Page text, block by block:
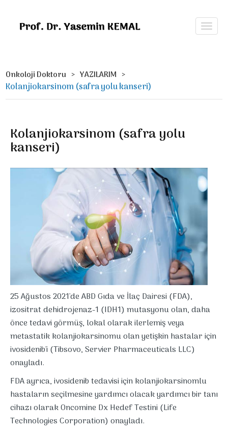
Onkoloji Doktoru YAZILARIM
Kolanjiokarsinom (safra yolu kanseri)
Kolanjiokarsinom (safra yolu
kanseri)
25 Ağustos 2021'de ABD Gıda ve İlaç Dairesi (FDA),
izositrat dehidrojenaz-1 (IDH1) mutasyonu olan, daha
önce tedavi görmüş, lokal olarak ilerlemiş veya
metastatik kolanjiokarsinomu olan yetişkin hastalar için
ivosidenib'i (Tibsovo, Servier Pharmaceuticals LLC)
onayladı.
FDA ayrıca, ivosidenib tedavisi için kolanjiokarsinomlu
hastaların seçilmesine yardımcı olacak yardımcı bir tanı
cihazı olarak Oncomine Dx Hedef Testini (Life
Technologies Corporation) onayladı.